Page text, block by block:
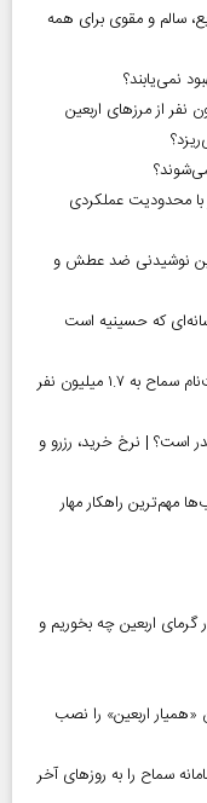
۳۰ صبحانه سریع، سالم و مقوی برای همه
نمی‌یابند؟
بیش از ۱۰.۵ میلیون نفر با محدودیت عملکردی
نوشیدنی ضد عطش و
رسانه‌ای که حسینیه است
آغاز رسمی برنامه‌های اربعین ۱۴۰۵ در مرز‌ها | ثبت‌نام سماح به ۱.۷ میلیون نفر
در بهشت زهرا (س) در سال ۱۴۰۵ چقدر است؟ | نرخ خرید، رزرو و
مهم‌ترین راهکار مهار
تغذیه‌ای برای زائران اربعین ۱۴۰۵ | در گرمای اربعین چه بخوریم و
اربعین» را نصب
| ثبت‌نام در سامانه سماح را به روز‌های آخر